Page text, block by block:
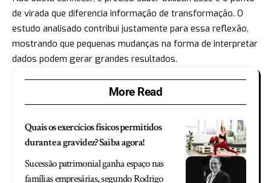
de virada que diferencia informação de transformação. O
estudo analisado contribui justamente para essa reflexão,
mostrando que pequenas mudanças na forma de interpretar
dados podem gerar grandes resultados.
More Read
Quais os exercícios físicos permitidos
durante a gravidez? Saiba agora!
Sucessão patrimonial ganha espaço nas
famílias empresárias, segundo Rodrigo